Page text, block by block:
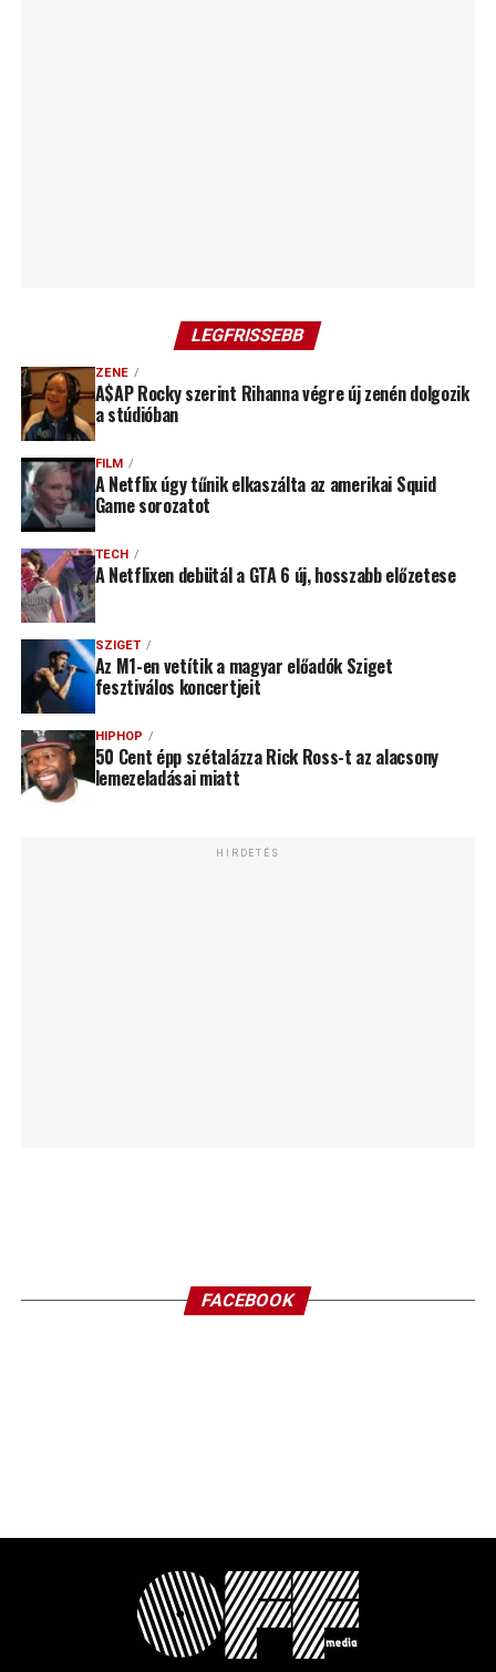
LEGFRISSEBB
ZENE
A$AP Rocky szerint Rihanna végre új zenén dolgozik
a stúdióban
FILM
A Netflix úgy tűnik elkaszálta az amerikai Squid
Game sorozatot
TECH
A Netflixen debütál a GTA 6 új, hosszabb előzetese
SZIGET
Az M1-en vetítik a magyar előadók Sziget
fesztiválos koncertjeit
HIPHOP
50 Cent épp szétalázza Rick Ross-t az alacsony
lemezeladásai miatt
HIRDETÉS
FACEBOOK